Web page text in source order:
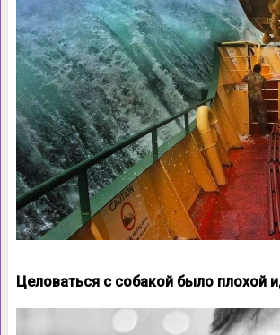
Целоваться с собакой было плохой